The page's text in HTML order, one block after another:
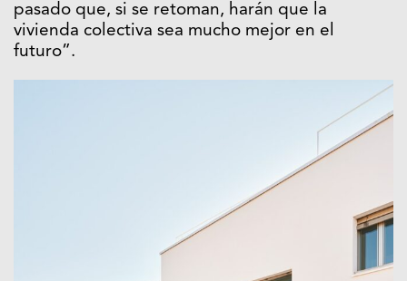
pasado que, si se retoman, harán que la
vivienda colectiva sea mucho mejor en el
futuro”.